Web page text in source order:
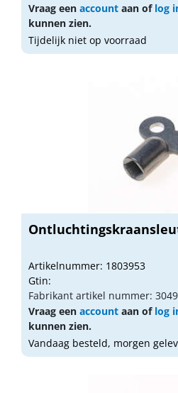
Vraag een account aan of log
kunnen zien.
Tijdelijk niet op voorraad
Artikelnummer: 1803953
Gtin:
Fabrikant artikel nummer:
Vraag een account aan of log
kunnen zien.
Vandaag besteld, morgen